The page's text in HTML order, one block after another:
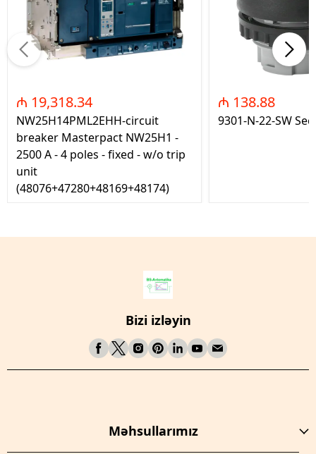
₼ 19,318.34
NW25H14PML2EHH-circuit
breaker Masterpact NW25H1 -
2500 A - 4 poles - fixed - w/o trip
unit
(48076+47280+48169+48174)
₼ 138.88
9301-N-22-SW
Bizi izləyin
Məhsullarımız